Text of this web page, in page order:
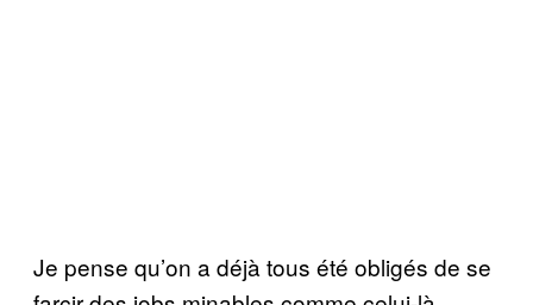
Je pense qu’on a déjà tous été obligés de se